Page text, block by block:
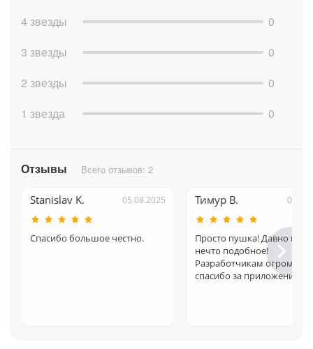
После импорта в поле вы увидите сообщение об успешном
Итог импорта:
4 звезды
0
3 звезды
0
2 звезды
0
1 звезда
0
Отзывы Всего отзывов: 2
Stanislav K. 05.08.2025
Спасибо большое честно.
Тимур В.
Просто пушка! Давно
нечто подобное!
Разработчикам огромное
спасибо за приложение!